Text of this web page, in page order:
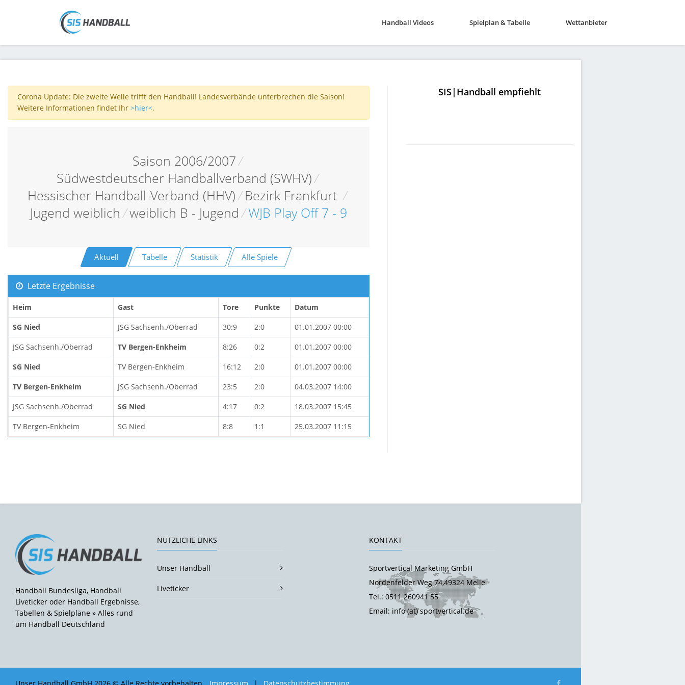
Handball Videos Spielplan & Tabelle Wettanbieter
Corona Update: Die zweite Welle trifft den Handball! Landesverbände unterbrechen die Saison!
Weitere Informationen findet Ihr >hier<.
Saison 2006/2007/
Südwestdeutscher Handballverband (SWHV)/
Hessischer Handball-Verband (HHV)/ Bezirk Frankfurt /
Jugend weiblich /weiblich B - Jugend /WJB Play Off 7 - 9
Aktuell Tabelle Statistik Alle Spiele
Letzte Ergebnisse
Heim Gast Tore Punkte Datum
SG Nied JSG Sachsenh./Oberrad 30:9 2:0 01.01.2007 00:00
JSG Sachsenh./Oberrad TV Bergen-Enkheim 8:26 0:2 01.01.2007 00:00
SG Nied TV Bergen-Enkheim 16:12 2:0 01.01.2007 00:00
TV Bergen-Enkheim JSG Sachsenh./Oberrad 23:5 2:0 04.03.2007 14:00
JSG Sachsenh./Oberrad SG Nied 4:17 0:2 18.03.2007 15:45
TV Bergen-Enkheim SG Nied 8:8 1:1 25.03.2007 11:15
SIS|Handball empfiehlt
Handball Bundesliga, Handball
Liveticker oder Handball Ergebnisse,
Tabellen & Spielpläne » Alles rund
um Handball Deutschland
NÜTZLICHE LINKS
Unser Handball
Liveticker
KONTAKT
Sportvertical Marketing GmbH
Nordenfelder Weg 74,49324 Melle
Tel.: 0511 260941 55
Email: info (at) sportvertical.de